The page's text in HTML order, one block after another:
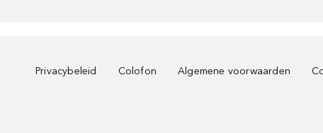
Privacybeleid Colofon Algemene voorwaarden